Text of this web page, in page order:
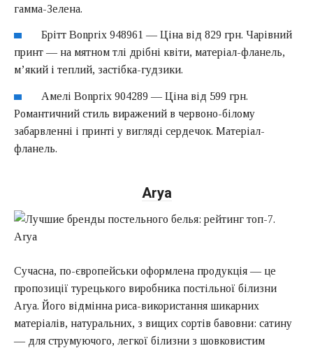
гамма-Зелена.
Брітт Bonprix 948961 — Ціна від 829 грн. Чарівний
принт — на мятном тлі дрібні квіти, матеріал-фланель,
м’який і теплий, застібка-гудзики.
Амелі Bonprix 904289 — Ціна від 599 грн.
Романтичний стиль виражений в червоно-білому
забарвленні і принті у вигляді сердечок. Матеріал-
фланель.
Arya
Сучасна, по-європейськи оформлена продукція — це
пропозиції турецького виробника постільної білизни
Arya. Його відмінна риса-використання шикарних
матеріалів, натуральних, з вищих сортів бавовни: сатину
— для струмуючого, легкої білизни з шовковистим